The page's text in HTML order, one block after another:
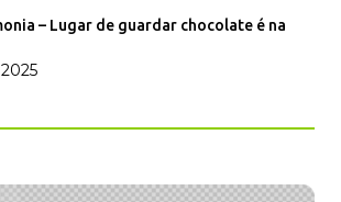
– Lugar de guardar chocolate é na